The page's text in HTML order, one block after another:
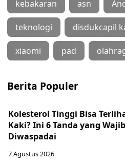
kebakaran asn
teknologi disdukcapil
xiaomi pad
Berita Populer
Kolesterol Tinggi Bisa
Kaki? Ini 6 Tanda yang Wajib
Diwaspadai
7 Agustus 2026